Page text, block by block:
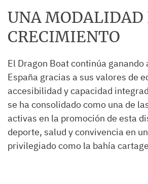
UNA MODALIDAD
CRECIMIENTO
El Dragon Boat continúa ganando
España gracias a sus valores de
accesibilidad y capacidad
se ha consolidado como una de
activas en la promoción de esta
deporte, salud y convivencia en
privilegiado como la bahía